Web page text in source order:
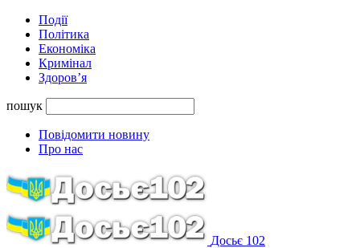
Події
Політика
Економіка
Кримінал
Здоров’я
пошук
Повідомити новину
Про нас
Досьє 102